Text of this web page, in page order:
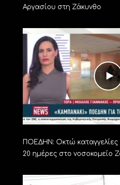
Αργασίου στη Ζάκυνθο
ΠΟΕΔΗΝ: Οκτώ
20 ημέρες στο νοσοκομείο